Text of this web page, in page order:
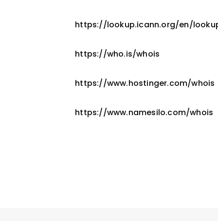
https://lookup.icann.org/en/
https://who.is/whois
https://www.hostinger.com/whois
https://www.namesilo.com/whois